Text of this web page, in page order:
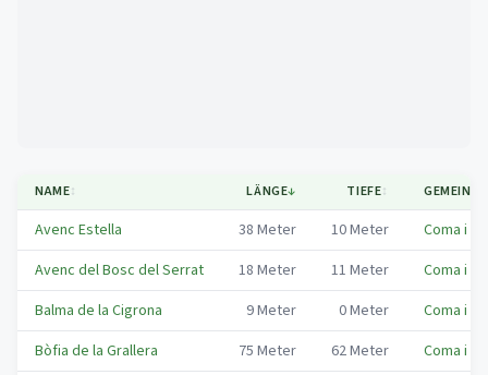
NAME↕ LÄNGE↓ TIEFE↕ GEMEINDE
Avenc Estella 38 Meter 10Meter
Coma i la
Avenc del Bosc del Serrat
18 Meter 11 Meter
Coma i la
Balma de la Cigrona
9Meter 0Meter
Coma i la
Bòfia de la Grallera
75 Meter 62Meter Coma i la